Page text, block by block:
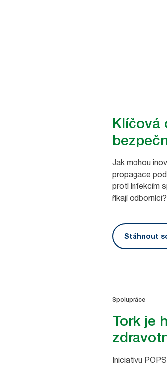
Klíčová
Jak mohou
propagace
proti infekcím
říkají odborníci?
Stáhnout
Spolupráce
Tork je
Iniciativu